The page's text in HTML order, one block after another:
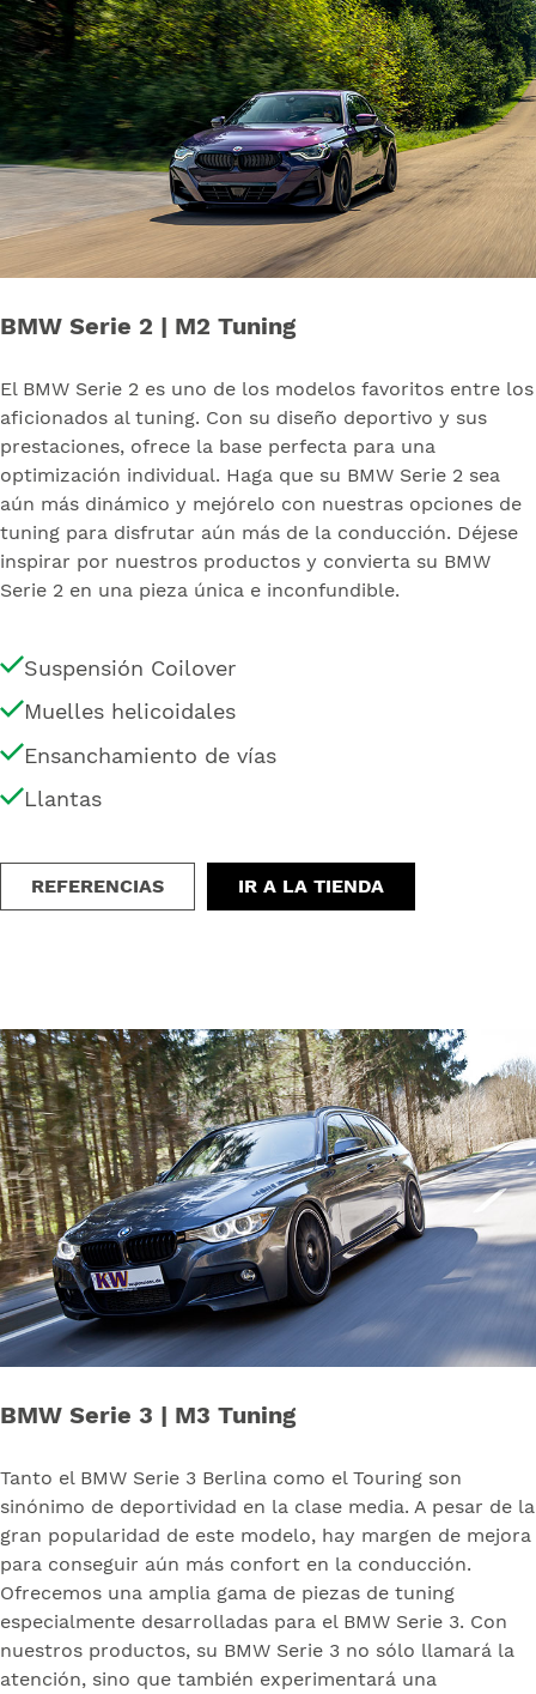
BMW Serie 2 | M2 Tuning
El BMW Serie 2 es uno de los modelos favoritos entre los
aficionados al tuning. Con su diseño deportivo y sus
prestaciones, ofrece la base perfecta para una
optimización individual. Haga que su BMW Serie 2 sea
aún más dinámico y mejórelo con nuestras opciones de
tuning para disfrutar aún más de la conducción. Déjese
inspirar por nuestros productos y convierta su BMW
Serie 2 en una pieza única e inconfundible.
Suspensión Coilover
Muelles helicoidales
Ensanchamiento de vías
Llantas
REFERENCIAS IR A LA TIENDA
BMW Serie 3 | M3 Tuning
Tanto el BMW Serie 3 Berlina como el Touring son
sinónimo de deportividad en la clase media. A pesar de la
gran popularidad de este modelo, hay margen de mejora
para conseguir aún más confort en la conducción.
Ofrecemos una amplia gama de piezas de tuning
especialmente desarrolladas para el BMW Serie 3. Con
nuestros productos, su BMW Serie 3 no sólo llamará la
atención, sino que también experimentará una